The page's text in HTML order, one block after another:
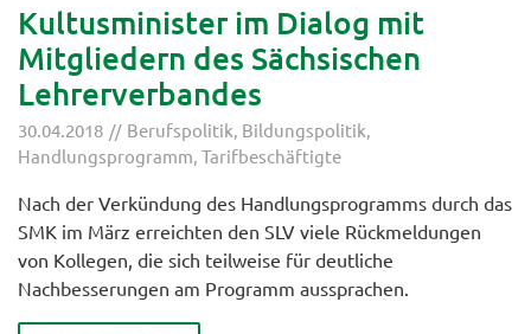
Kultusminister im Dialog mit
Mitgliedern des Sächsischen
Lehrerverbandes
30.04.2018 Berufspolitik Bildungspolitik
Handlungsprogramm Tarifbeschäftigte
Nach der Verkündung des Handlungsprogramms durch das
SMK im März erreichten den SLV viele Rückmeldungen
von Kollegen, die sich teilweise für deutliche
Nachbesserungen am Programm aussprachen.